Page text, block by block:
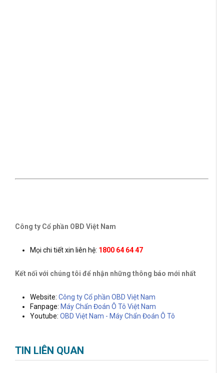
Công ty Cổ phần OBD Việt Nam
Mọi chi tiết xin liên hệ: 1800 64 64 47
Kết nối với chúng tôi để nhận những thông báo mới nhất
Website: Công ty Cổ phần OBD Việt Nam
Fanpage: Máy Chẩn Đoán Ô Tô Việt Nam
Youtube: OBD Việt Nam - Máy Chẩn Đoán Ô Tô
TIN LIÊN QUAN